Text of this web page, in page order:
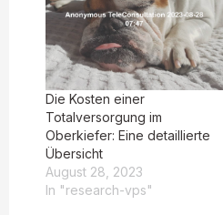
Die Kosten einer
Totalversorgung im
Oberkiefer: Eine detaillierte
Übersicht
August 28, 2023
In "research-vps"